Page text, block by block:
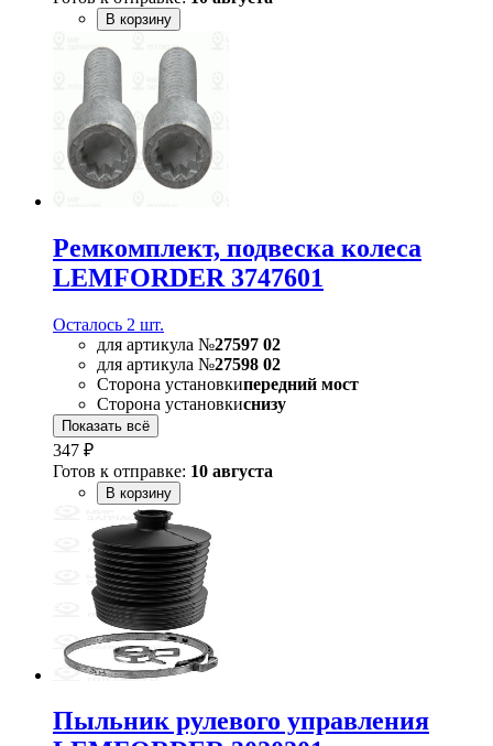
В корзину
Ремкомплект, подвеска колеса
LEMFORDER 3747601
Осталось 2 шт.
для артикула №27597 02
для артикула №27598 02
Сторона установкипередний мост
Сторона установкиснизу
Показать всё
347 ₽
Готов к отправке: 10 августа
В корзину
Пыльник рулевого управления